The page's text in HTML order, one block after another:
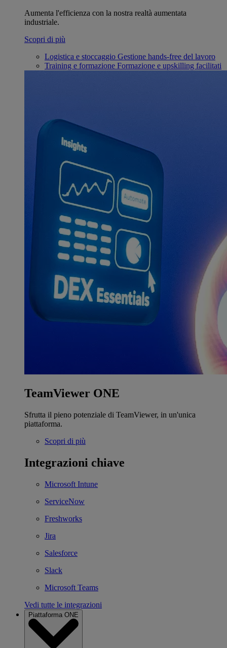
Aumenta l'efficienza con la nostra realtà aumentata
industriale.
Scopri di più
Logistica e stoccaggio Gestione hands-free del lavoro
Training e formazione Formazione e upskilling facilitati
TeamViewer ONE
Sfrutta il pieno potenziale di TeamViewer, in un'unica
piattaforma.
Scopri di più
Integrazioni chiave
Microsoft Intune
ServiceNow
Freshworks
Jira
Salesforce
Slack
Microsoft Teams
Vedi tutte le integrazioni
Piattaforma ONE